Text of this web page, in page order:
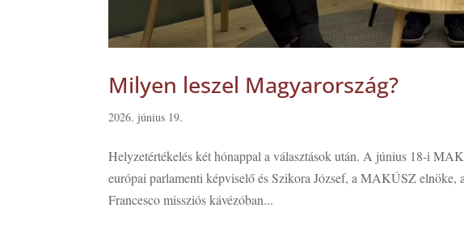
Milyen leszel Magyarország?
2026. június 19.
Helyzetértékelés két hónappal a választások után. A június 18-i
európai parlamenti képviselő és Szikora József, a MAKÚSZ
Francesco missziós kávézóban...